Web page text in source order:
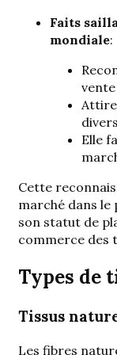
Faits
mondiale:
Elle
Cette
marché dans le
son statut de
commerce des
Types de
Tissus
Les fibres